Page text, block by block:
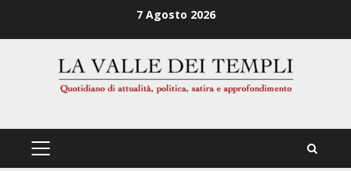
7 Agosto 2026
PRIMÄRES